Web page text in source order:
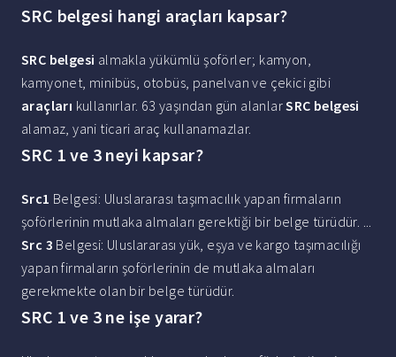
SRC belgesi hangi araçları kapsar?
SRC belgesi almakla yükümlü şoförler; kamyon,
kamyonet, minibüs, otobüs, panelvan ve çekici gibi
araçları kullanırlar. 63 yaşından gün alanlarSRC belgesi
alamaz, yani ticari araç kullanamazlar.
SRC 1 ve 3 neyi kapsar?
Src1 Belgesi: Uluslararası taşımacılık yapan firmaların
şoförlerinin mutlaka almaları gerektiği bir belge türüdür. ...
Src 3 Belgesi: Uluslararası yük, eşya ve kargo taşımacılığı
yapan firmaların şoförlerinin de mutlaka almaları
gerekmekte olan bir belge türüdür.
SRC 1 ve 3 ne işe yarar?